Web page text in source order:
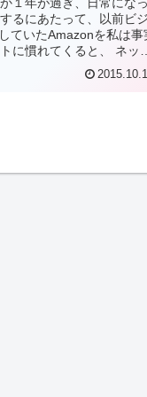
るにあたって、以前ビジ
ていたAmazonを私は事
に慣れてくると、 ネット